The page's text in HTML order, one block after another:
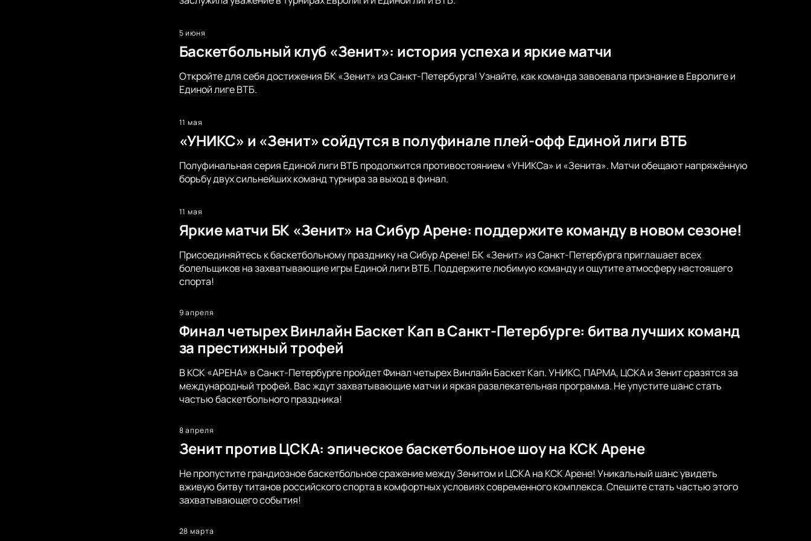
5 июня
Баскетбольный клуб «Зенит»: история успеха и яркие матчи
Откройте для себя достижения БК «Зенит» из Санкт-Петербурга! Узнайте, как команда завоевала признание в Евролиге и
Единой лиге ВТБ.
11 мая
«УНИКС» и «Зенит» сойдутся в полуфинале плей-офф Единой лиги ВТБ
Полуфинальная серия Единой лиги ВТБ продолжится противостоянием «УНИКСа» и «Зенита». Матчи обещают напряжённую
борьбу двух сильнейших команд турнира за выход в финал.
11 мая
Яркие матчи БК «Зенит» на Сибур Арене: поддержите команду в новом сезоне!
Присоединяйтесь к баскетбольному празднику на Сибур Арене! БК «Зенит» из Санкт-Петербурга приглашает всех
болельщиков на захватывающие игры Единой лиги ВТБ. Поддержите любимую команду и ощутите атмосферу настоящего
спорта!
9 апреля
Финал четырех Винлайн Баскет Кап в Санкт-Петербурге: битва лучших команд
за престижный трофей
В КСК «АРЕНА» в Санкт-Петербурге пройдет Финал четырех Винлайн Баскет Кап. УНИКС, ПАРМА, ЦСКА и Зенит сразятся за
международный трофей. Вас ждут захватывающие матчи и яркая развлекательная программа. Не упустите шанс стать
частью баскетбольного праздника!
8 апреля
Зенит против ЦСКА: эпическое баскетбольное шоу на КСК Арене
Не пропустите грандиозное баскетбольное сражение между Зенитом и ЦСКА на КСК Арене! Уникальный шанс увидеть
вживую битву титанов российского спорта в комфортных условиях современного комплекса. Спешите стать частью этого
захватывающего события!
28 марта